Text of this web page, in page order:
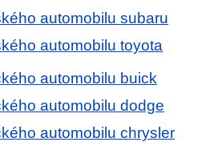
automobilu subaru
automobilu toyota
automobilu buick
automobilu dodge
automobilu chrysler